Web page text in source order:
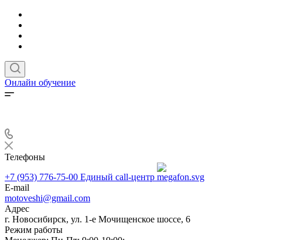
Онлайн обучение
Телефоны
+7 (953) 776-75-00 Единый call-центр
E-mail
motoveshi@gmail.com
Адрес
г. Новосибирск, ул. 1-е Мочищенское шоссе, 6
Режим работы